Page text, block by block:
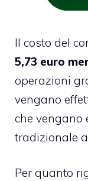
Il costo del
5,73 euro
operazioni
vengano
che vengano
tradizionale
Per quanto